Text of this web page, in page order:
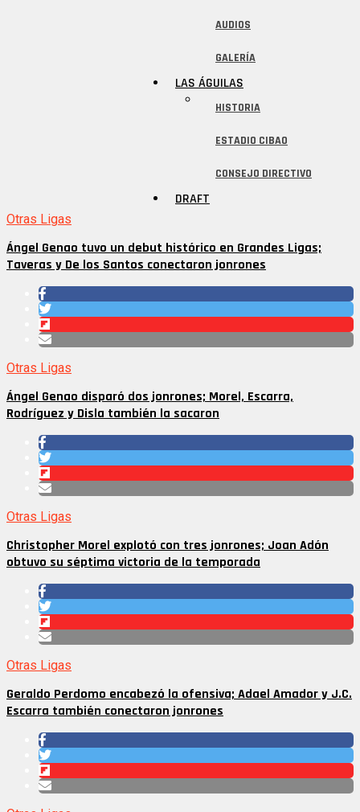
AUDIOS
GALERÍA
LAS ÁGUILAS
HISTORIA
ESTADIO CIBAO
CONSEJO DIRECTIVO
DRAFT
Otras Ligas
Ángel Genao tuvo un debut histórico en Grandes Ligas;
Taveras y De los Santos conectaron jonrones
Otras Ligas
Ángel Genao disparó dos jonrones; Morel, Escarra,
Rodríguez y Disla también la sacaron
Otras Ligas
Christopher Morel explotó con tres jonrones; Joan Adón
obtuvo su séptima victoria de la temporada
Otras Ligas
Geraldo Perdomo encabezó la ofensiva; Adael Amador y J.C.
Escarra también conectaron jonrones